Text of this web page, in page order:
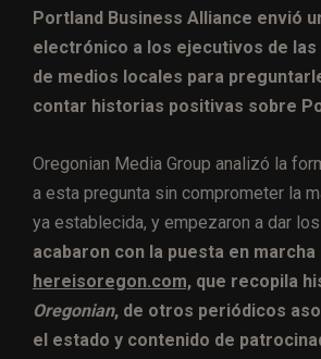
Portland Business Alliance envió
electrónico a los ejecutivos de
de medios locales para
contar historias positivas sobre
Oregonian Media Group analizó la
a esta pregunta sin comprometer la
ya establecida, y empezaron a dar los
acabaron con la puesta en marcha
hereisoregon.com, que recopila
Oregonian, de otros periódicos
el estado y contenido de